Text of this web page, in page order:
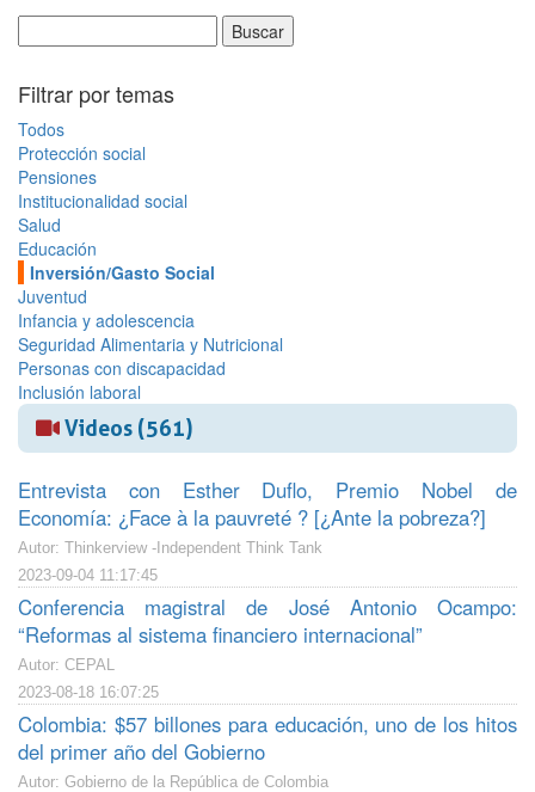
Filtrar por temas
Todos
Protección social
Pensiones
Institucionalidad social
Salud
Educación
Inversión/Gasto Social
Juventud
Infancia y adolescencia
Seguridad Alimentaria y Nutricional
Personas con discapacidad
Inclusión laboral
Videos (561)
Entrevista con Esther Duflo, Premio Nobel de
Economía: ¿Face à la pauvreté ? [¿Ante la pobreza?]
Autor: Thinkerview -Independent Think Tank
2023-09-04 11:17:45
Conferencia magistral de José Antonio Ocampo:
“Reformas al sistema financiero internacional”
Autor: CEPAL
2023-08-18 16:07:25
Colombia: $57 billones para educación, uno de los hitos
del primer año del Gobierno
Autor: Gobierno de la República de Colombia